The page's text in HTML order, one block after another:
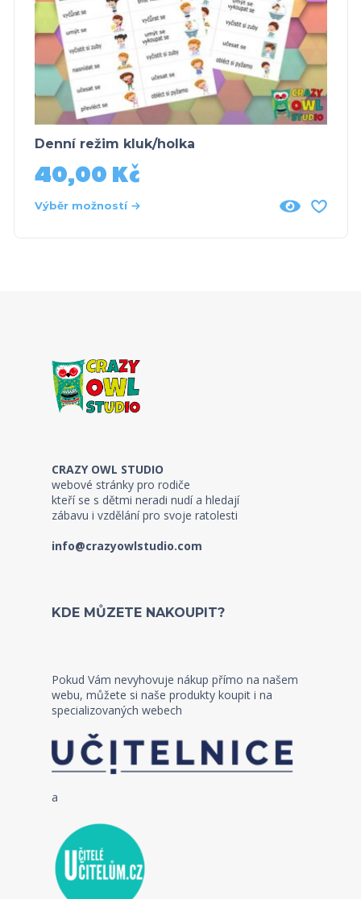
Denní režim kluk/holka
40,00 Kč
Výběr možností
CRAZY OWL STUDIO
webové stránky pro rodiče
kteří se s dětmi neradi nudí a hledají
zábavu i vzdělání pro svoje ratolesti
info@crazyowlstudio.com
KDE MŮZETE NAKOUPIT?
Pokud Vám nevyhovuje nákup přímo na našem
webu, můžete si naše produkty koupit i na
specializovaných webech
a